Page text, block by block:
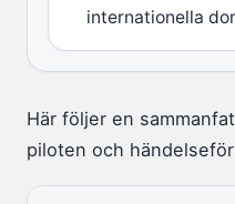
internationella
Här följer en
piloten och